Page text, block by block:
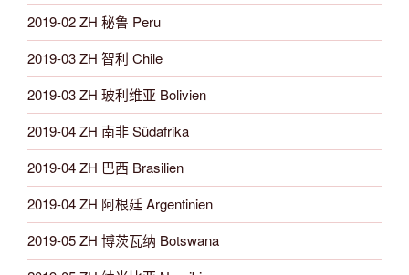
2019-02 ZH 秘鲁 Peru
2019-03 ZH 智利 Chile
2019-03 ZH 玻利维亚 Bolivien
2019-04 ZH 南非 Südafrika
2019-04 ZH 巴西 Brasilien
2019-04 ZH 阿根廷 Argentinien
2019-05 ZH 博茨瓦纳 Botswana